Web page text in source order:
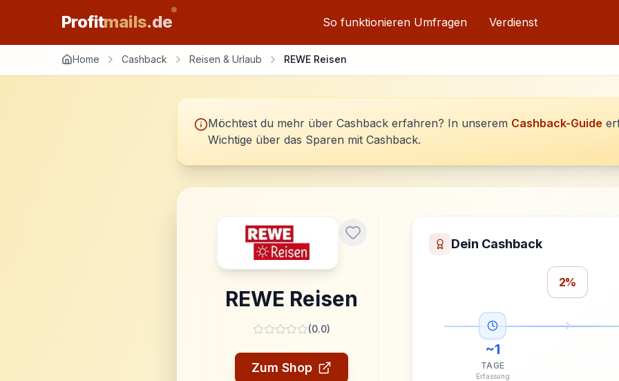
Profitmails.de So funktionieren Umfragen Verdienst
Home Cashback Reisen & Urlaub REWE Reisen
Möchtest du mehr über Cashback erfahren? In unserem Cashback-Guide
Wichtige über das Sparen mit Cashback.
REWE Reisen
(0.0)
Zum Shop
Dein Cashback
2%
~1
TAGE
Erfassung